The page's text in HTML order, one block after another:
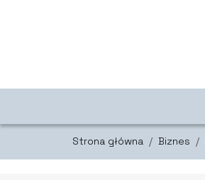
Strona główna / Biznes /